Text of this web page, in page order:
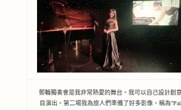
郵輪獨奏會是我非常熱愛的舞台。我可以自己設計創
目演出。第二場我為旅人們準備了好多影像，稱為